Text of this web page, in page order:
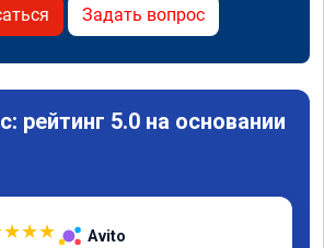
Задать вопрос
рейтинг 5.0 на основании
★★★ Avito